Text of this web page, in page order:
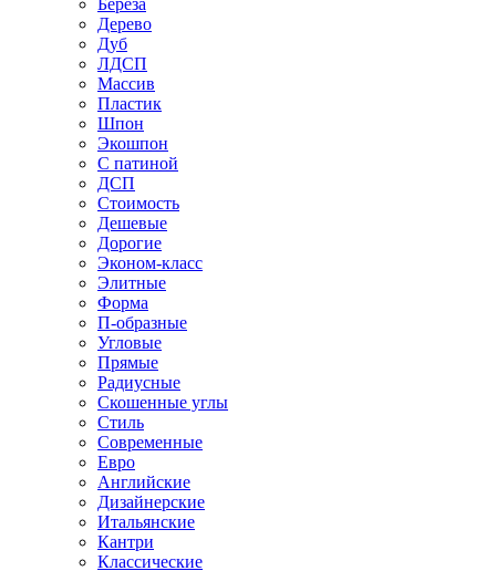
Береза
Дерево
Дуб
ЛДСП
Массив
Пластик
Шпон
Экошпон
С патиной
ДСП
Стоимость
Дешевые
Дорогие
Эконом-класс
Элитные
Форма
П-образные
Угловые
Прямые
Радиусные
Скошенные углы
Стиль
Современные
Евро
Английские
Дизайнерские
Итальянские
Кантри
Классические